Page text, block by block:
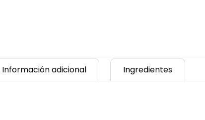
Información adicional Ingredientes